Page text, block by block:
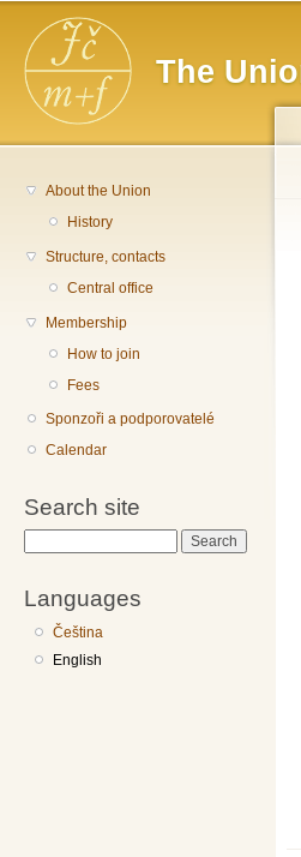
The
Main menu
About the Union
History
Structure, contacts
Central office
Membership
How to join
Fees
Sponzoři a podporovatelé
Calendar
Search site
Languages
Čeština
English